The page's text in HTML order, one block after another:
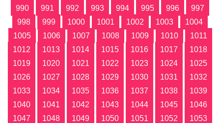
990
991 992 993 994 995 996
997
998
999 1000 1001 1002 1003
1004
1005
1006 1007 1008 1009 1010
1011
1012
1013 1014 1015 1016 1017
1018
1019
1020 1021 1022 1023 1024
1025
1026
1027 1028 1029 1030 1031
1032
1033
1034 1035 1036 1037 1038
1039
1040
1041 1042 1043 1044 1045
1046
1047
1048 1049 1050 1051 1052
1053